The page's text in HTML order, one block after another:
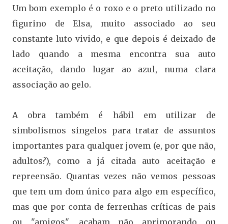
Um bom exemplo é o roxo e o preto utilizado no
figurino de Elsa, muito associado ao seu
constante luto vivido, e que depois é deixado de
lado quando a mesma encontra sua auto
aceitação, dando lugar ao azul, numa clara
associação ao gelo.
A obra também é hábil em utilizar de
simbolismos singelos para tratar de assuntos
importantes para qualquer jovem (e, por que não,
adultos?), como a já citada auto aceitação e
repreensão. Quantas vezes não vemos pessoas
que tem um dom único para algo em específico,
mas que por conta de ferrenhas críticas de pais
ou "amigos", acabam não aprimorando ou